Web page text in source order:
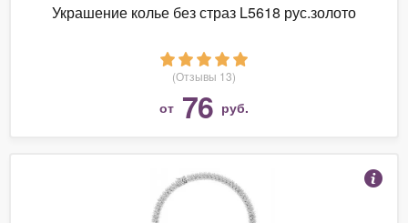
Украшение колье без страз L5618 рус.золото
(Отзывы 13)
от 76 руб.